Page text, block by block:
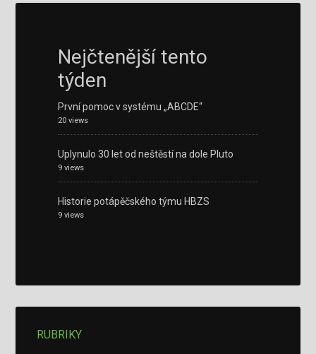
Nejčtenější tento
týden
První pomoc v systému „ABCDE“
20 views
Uplynulo 30 let od neštěstí na dole Pluto
9 views
Historie potápěčského týmu HBZS
9 views
RUBRIKY